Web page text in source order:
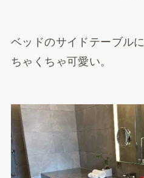
ベッドのサイドテーブル
ちゃくちゃ可愛い。